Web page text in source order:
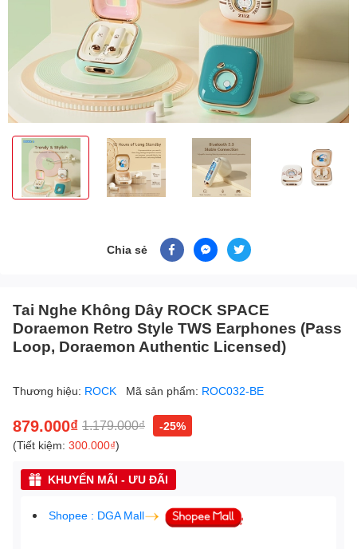
Chia sẻ
Tai Nghe Không Dây ROCK SPACE
Doraemon Retro Style TWS Earphones (Pass
Loop, Doraemon Authentic Licensed)
Thương hiệu: ROCK Mã sản phẩm: ROC032-BE
879.000₫ 1.179.000₫
-25%
(Tiết kiệm: 300.000₫)
KHUYẾN MÃI - ƯU ĐÃI
Shopee : DGA Mall